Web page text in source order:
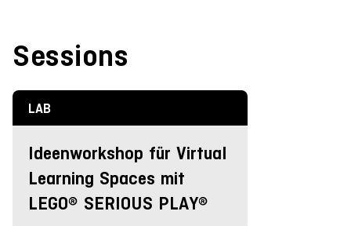
Sessions
LAB
Ideenworkshop für Virtual
Learning Spaces mit
LEGO® SERIOUS PLAY®